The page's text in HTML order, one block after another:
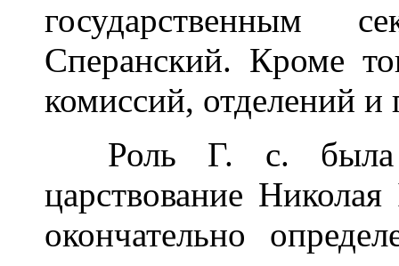
Сперанский. Кроме
комиссий, отделений и
Роль Г. с. была
царствование
окончательно